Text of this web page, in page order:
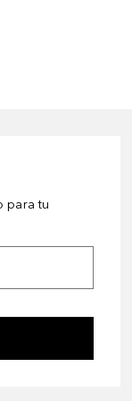
para tu